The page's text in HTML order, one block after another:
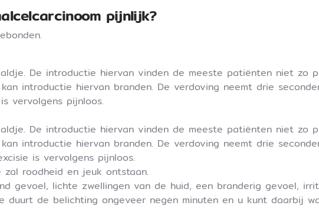
pijnlijk?
De introductie hiervan vinden de meeste patiënten niet zo
introductie hiervan branden. De verdoving neemt drie
vervolgens pijnloos.
De introductie hiervan vinden de meeste patiënten niet zo
introductie hiervan branden. De verdoving neemt drie
is vervolgens pijnloos.
zal roodheid en jeuk ontstaan.
gevoel, lichte zwellingen van de huid, een branderig gevoel,
duurt de belichting ongeveer negen minuten en u kunt daarbij